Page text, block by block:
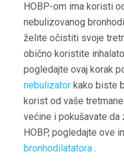
HOBP-om ima koristi
nebulizovanog
želite očistiti svoje
obično koristite
pogledajte ovaj korak
nebulizator kako biste
korist od vaše
većine i pokušavate
HOBP, pogledajte ove
bronhodilatatora .